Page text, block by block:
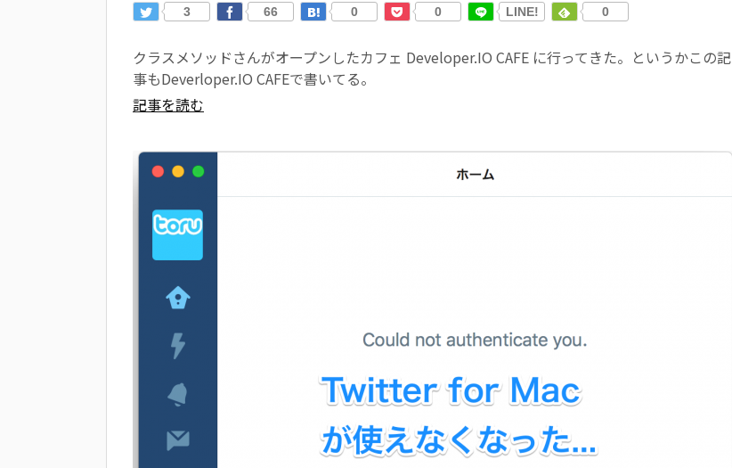
3 66 0 0 LINE! 0
クラスメソッドさんがオープンしたカフェ Developer.IO CAFE に行ってきた。というかこの記
事もDeverloper.IO CAFEで書いてる。
記事を読む